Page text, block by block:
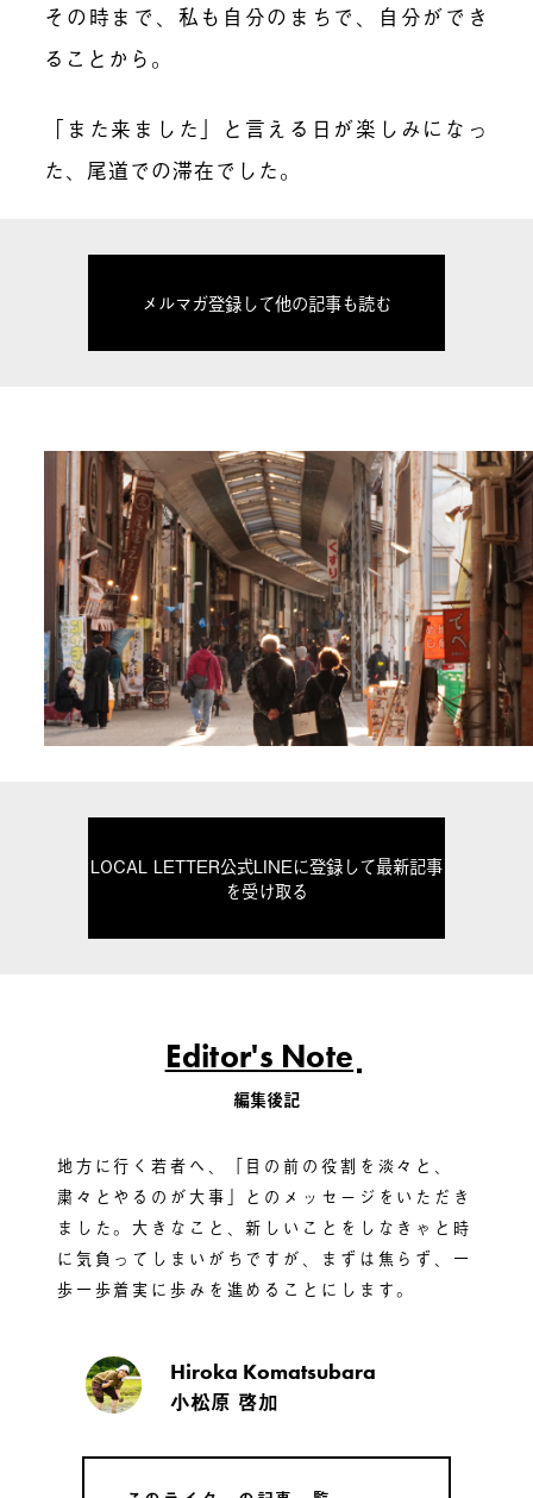
その時まで、私も自分のまちで、自分ができ
ることから。
「また来ました」と言える日が楽しみになっ
た、尾道での滞在でした。
メルマガ登録して他の記事も読む
LOCAL LETTER公式LINEに登録して最新記事
を受け取る
Editor's Note
編集後記
地方に行く若者へ、「目の前の役割を淡々と、
粛々とやるのが大事」とのメッセージをいただき
ました。大きなこと、新しいことをしなきゃと時
に気負ってしまいがちですが、まずは焦らず、一
歩一歩着実に歩みを進めることにします。
Hiroka Komatsubara
小松原 啓加